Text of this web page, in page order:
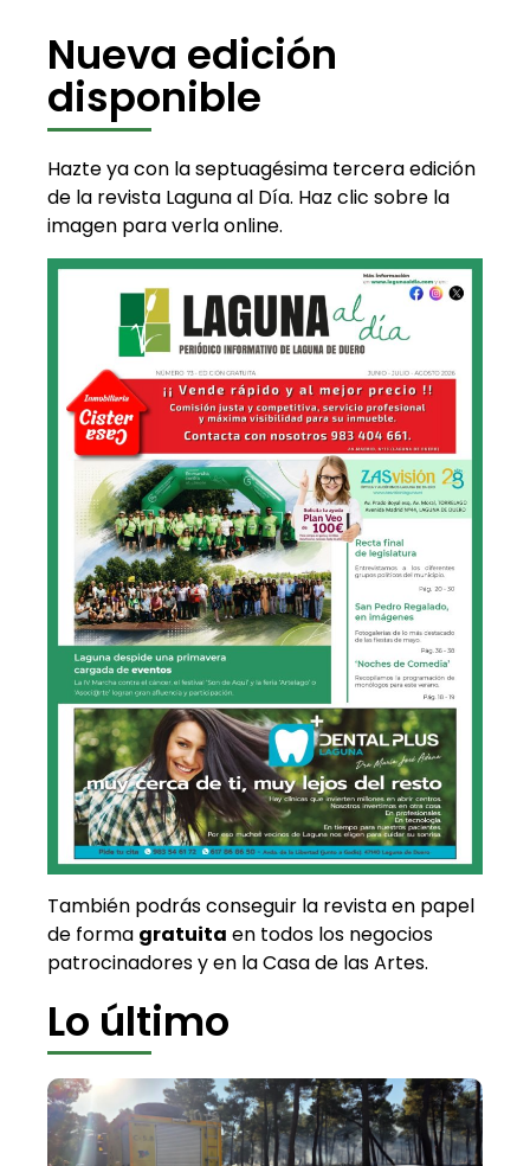
Nueva edición
disponible
Hazte ya con la septuagésima tercera edición
de la revista Laguna al Día. Haz clic sobre la
imagen para verla online.
También podrás conseguir la revista en papel
de forma gratuita en todos los negocios
patrocinadores y en la Casa de las Artes.
Lo último